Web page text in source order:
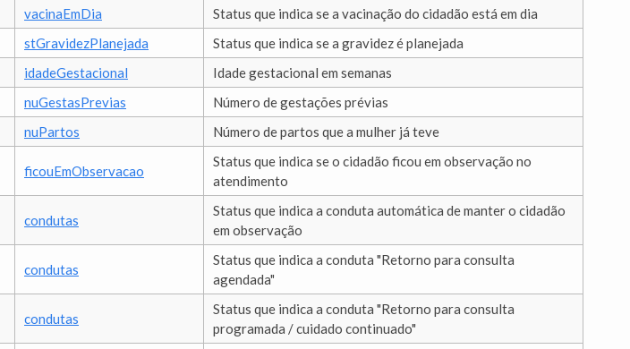
vacinaEmDia
Status que indica se a vacinação do cidadão está em dia
stGravidezPlanejada
Status que indica se a gravidez é planejada
idadeGestacional
Idade gestacional em semanas
nuGestasPrevias
Número de gestações prévias
nuPartos Número de partos que a mulher já teve
ficouEmObservacao
Status que indica se o cidadão ficou em observação no
atendimento
condutas
Status que indica a conduta automática de manter o cidadão
em observação
condutas
Status que indica a conduta "Retorno para consulta
agendada"
condutas
Status que indica a conduta "Retorno para consulta
programada / cuidado continuado"